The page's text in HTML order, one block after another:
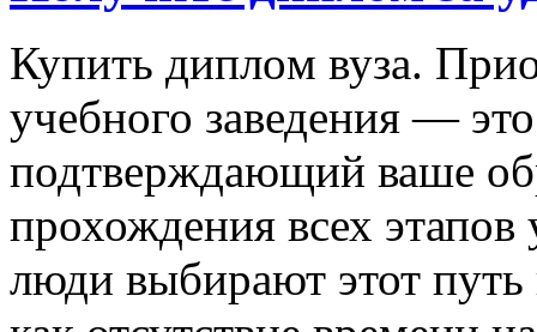
Купить диплoм вузa.
учебного заведения —
подтверждающий ваше
прохождения всех
люди выбирают этот